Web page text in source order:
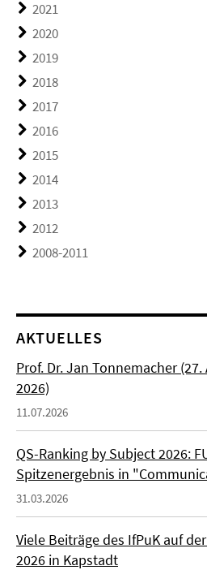
2021
2020
2019
2018
2017
2016
2015
2014
2013
2012
2008-2011
AKTUELLES
Prof. Dr. Jan Tonnemacher
2026)
11.07.2026
QS-Ranking by Subject 2026:
Spitzenergebnis in
31.03.2026
Viele Beiträge des IfPuK auf
2026 in Kapstadt